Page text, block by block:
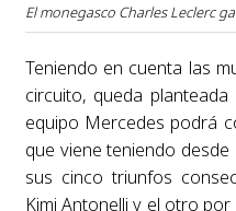
El monegasco Charles Leclerc
Teniendo en cuenta las
circuito, queda
equipo Mercedes podrá
que viene teniendo
sus cinco triunfos
Kimi Antonelli y el otro